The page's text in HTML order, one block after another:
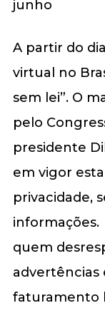
A partir do
virtual no
sem lei”. O
pelo
presidente
em vigor
privacidade,
informações.
quem
advertências
faturamento